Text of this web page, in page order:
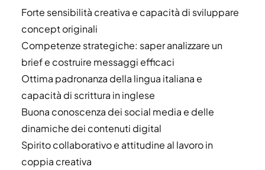
Forte sensibilità creativa e capacità di sviluppare
concept originali
Competenze strategiche: saper analizzare un
brief e costruire messaggi efficaci
Ottima padronanza della lingua italiana e
capacità di scrittura in inglese
Buona conoscenza dei social media e delle
dinamiche dei contenuti digital
Spirito collaborativo e attitudine al lavoro in
coppia creativa